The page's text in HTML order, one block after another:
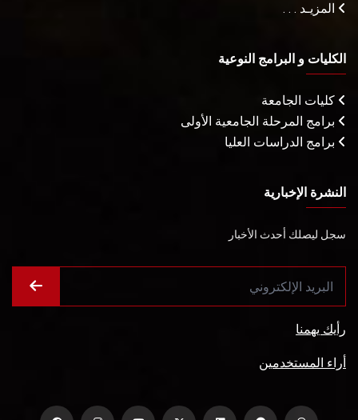
المزيـد . . .
الكليات و البرامج النوعية
كليات الجامعة
برامج المرحلة الجامعية الأولى
برامج الدراسات العليا
النشرة الإخبارية
سجل ليصلك أحدث الأخبار
رأيك يهمنا
أراء المستخدمين